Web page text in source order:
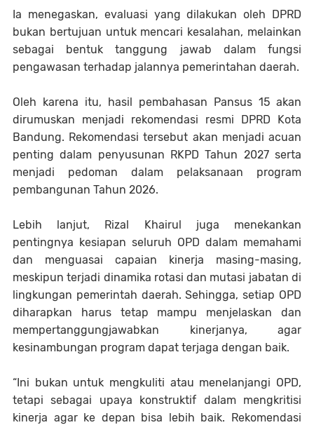
Ia menegaskan, evaluasi yang dilakukan oleh DPRD
bukan bertujuan untuk mencari kesalahan, melainkan
sebagai bentuk tanggung jawab dalam fungsi
pengawasan terhadap jalannya pemerintahan daerah.
Oleh karena itu, hasil pembahasan Pansus 15 akan
dirumuskan menjadi rekomendasi resmi DPRD Kota
Bandung. Rekomendasi tersebut akan menjadi acuan
penting dalam penyusunan RKPD Tahun 2027 serta
menjadi pedoman dalam pelaksanaan program
pembangunan Tahun 2026.
Lebih lanjut, Rizal Khairul juga menekankan
pentingnya kesiapan seluruh OPD dalam memahami
dan menguasai capaian kinerja masing-masing,
meskipun terjadi dinamika rotasi dan mutasi jabatan di
lingkungan pemerintah daerah. Sehingga, setiap OPD
diharapkan harus tetap mampu menjelaskan dan
mempertanggungjawabkan kinerjanya, agar
kesinambungan program dapat terjaga dengan baik.
“Ini bukan untuk mengkuliti atau menelanjangi OPD,
tetapi sebagai upaya konstruktif dalam mengkritisi
kinerja agar ke depan bisa lebih baik. Rekomendasi